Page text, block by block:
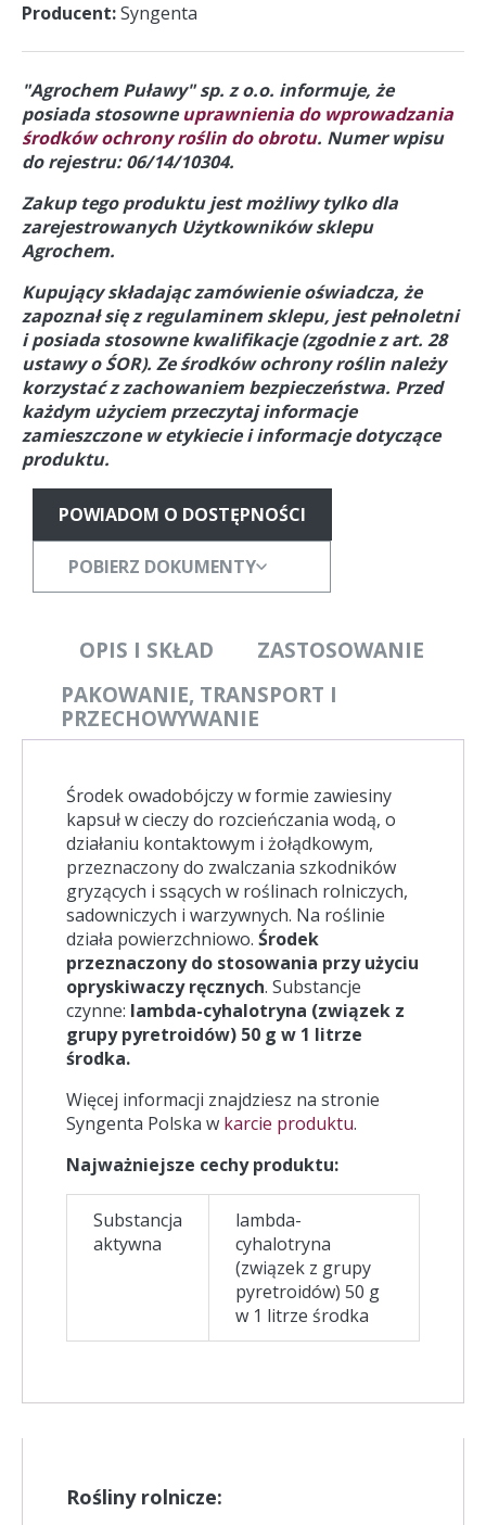
Producent Syngenta
"Agrochem Puławy" sp. z o.o. informuje, że
posiada stosowneuprawnienia do wprowadzania
środków ochrony roślin do obrotu. Numer wpisu
do rejestru: 06/14/10304.
Zakup tego produktu jest możliwy tylko dla
zarejestrowanych Użytkowników sklepu
Agrochem.
Kupujący składając zamówienie oświadcza, że
zapoznał się z regulaminem sklepu, jest pełnoletni
i posiada stosowne kwalifikacje (zgodnie z art. 28
ustawy o ŚOR). Ze środków ochrony roślin należy
korzystać z zachowaniem bezpieczeństwa. Przed
każdym użyciem przeczytaj informacje
zamieszczone w etykiecie i informacje dotyczące
produktu.
POWIADOM O DOSTĘPNOŚCI
POBIERZ DOKUMENTY
OPIS I SKŁAD
ZASTOSOWANIE
PAKOWANIE, TRANSPORT I
PRZECHOWYWANIE
Środek owadobójczy w formie zawiesiny
kapsuł w cieczy do rozcieńczania wodą, o
działaniu kontaktowym i żołądkowym,
przeznaczony do zwalczania szkodników
gryzących i ssących w roślinach rolniczych,
sadowniczych i warzywnych. Na roślinie
działa powierzchniowo. Środek
przeznaczony do stosowania przy użyciu
opryskiwaczy ręcznych. Substancje
czynne: lambda-cyhalotryna (związek z
grupy pyretroidów) 50 g w 1 litrze
środka.
Więcej informacji znajdziesz na stronie
Syngenta Polska w karcie produktu.
Najważniejsze cechy produktu:
Substancja
aktywna
lambda-
cyhalotryna
(związek z grupy
pyretroidów) 50 g
w 1 litrze środka
Rośliny rolnicze: